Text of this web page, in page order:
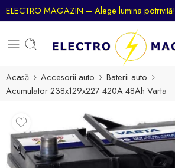
ELECTRO MAGAZIN – Alege lumina potrivită!
Acasă Accesorii auto
Baterii auto
Acumulator 238x129x227 420A 48Ah Varta